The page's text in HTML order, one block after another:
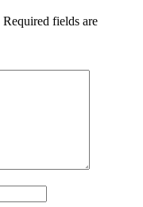
Required fields are